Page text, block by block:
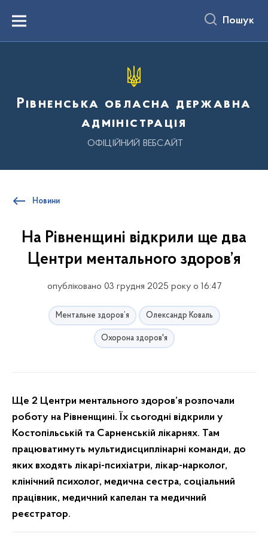
вмістуMenu Пошук
Рівненська обласна державна
адміністрація
ОФІЦІЙНИЙ ВЕБСАЙТ
Новини
На Рівненщині відкрили ще два
Центри ментального здоров’я
опубліковано 03 грудня 2025 року о 16:47
Ментальне здоров’я Олександр Коваль
Охорона здоров'я
Ще 2 Центри ментального здоров’я розпочали
роботу на Рівненщині. Їх сьогодні відкрили у
Костопільській та Сарненській лікарнях. Там
працюватимуть мультидисциплінарні команди, до
яких входять лікарі-психіатри, лікар-нарколог,
клінічний психолог, медична сестра, соціальний
працівник, медичний капелан та медичний
реєстратор.